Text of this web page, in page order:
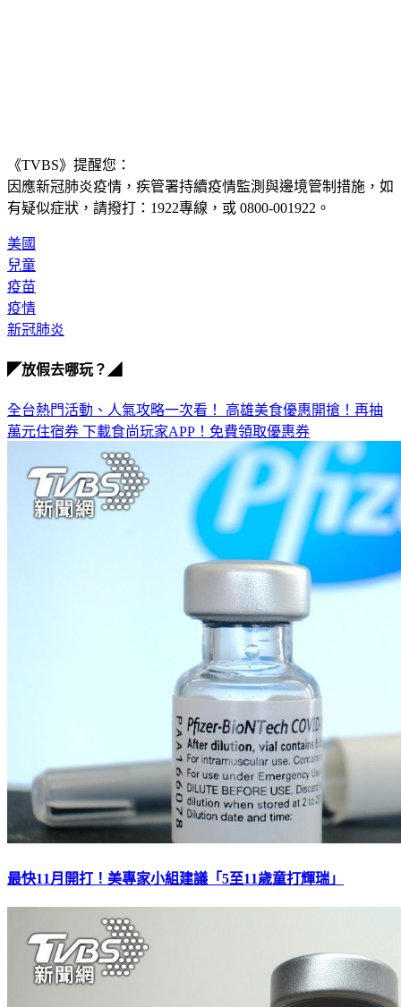
《TVBS》提醒您：
因應新冠肺炎疫情，疾管署持續疫情監測與邊境管制措施， 如
有疑似症狀，請撥打：1922專線，或 0800-001922。
美國
兒童
疫苗
疫情
新冠肺炎
◤放假去哪玩？◢
全台熱門活動、人氣攻略一次看！ 高雄美食優惠開搶！再抽
萬元住宿券 下載食尚玩家APP！免費領取優惠券
最快11月開打！美專家小組建議「5至11歲童打輝瑞」